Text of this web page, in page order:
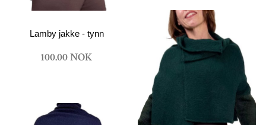
Lamby jakke - tynn
100.00 NOK